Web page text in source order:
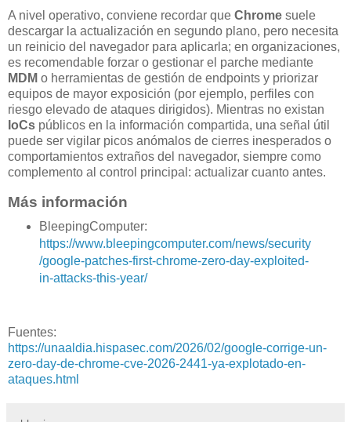
A nivel operativo, conviene recordar que Chrome suele
descargar la actualización en segundo plano, pero necesita
un reinicio del navegador para aplicarla; en organizaciones,
es recomendable forzar o gestionar el parche mediante
MDM o herramientas de gestión de endpoints y priorizar
equipos de mayor exposición (por ejemplo, perfiles con
riesgo elevado de ataques dirigidos). Mientras no existan
IoCs públicos en la información compartida, una señal útil
puede ser vigilar picos anómalos de cierres inesperados o
comportamientos extraños del navegador, siempre como
complemento al control principal: actualizar cuanto antes.
Más información
BleepingComputer:
https://www.bleepingcomputer.com/news/security
/google-patches-first-chrome-zero-day-exploited-
in-attacks-this-year/
Fuentes:
https://unaaldia.hispasec.com/2026/02/google-corrige-un-
zero-day-de-chrome-cve-2026-2441-ya-explotado-en-
ataques.html